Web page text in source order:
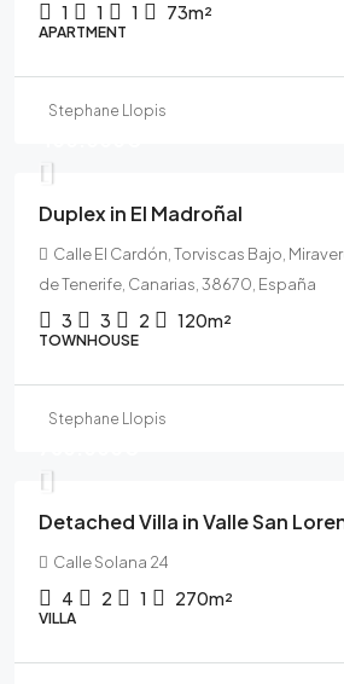
1 1 1 73m²
APARTMENT
Stephane Llopis
Duplex in El Madroñal
Calle El Cardón, Torviscas Bajo,
de Tenerife, Canarias, 38670, España
3 3 2 120m²
TOWNHOUSE
Stephane Llopis
Detached Villa in Valle San
Calle Solana 24
4 2 1 270m²
VILLA